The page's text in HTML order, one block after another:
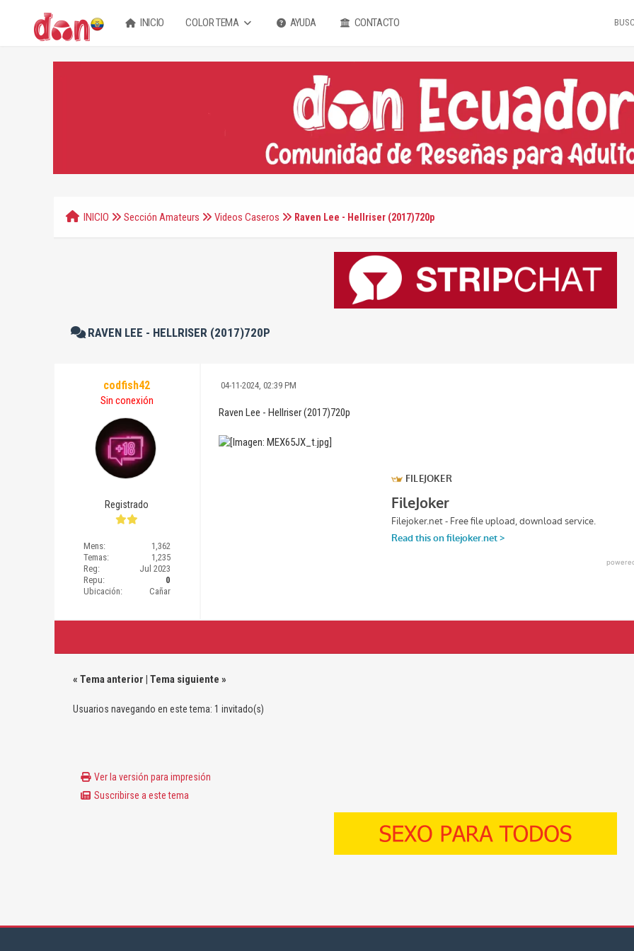
INICIO COLOR TEMA AYUDA CONTACTO
INICIO Sección Amateurs Videos Caseros Raven Lee - Hellriser (2017)720p
RAVEN LEE - HELLRISER (2017)720P
codfish42
Sin conexión
Registrado
Mens:
1,362
Temas:
1,235
Reg:
Jul 2023
Repu:
0
Ubicación:
Cañar
04-11-2024, 02:39 PM
Raven Lee - Hellriser (2017)720p
« Tema anterior | Tema siguiente »
Usuarios navegando en este tema: 1 invitado(s)
Ver la versión para impresión
Suscribirse a este tema